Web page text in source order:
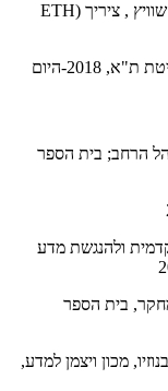
עמית מחקר, המכון הטכנולוגי הפדרלי של שוויץ , ציריך (ETH
היום
הרחב; בית הספר
ולהנגשת מדע
בית הספר
מכון ויצמן למדע,